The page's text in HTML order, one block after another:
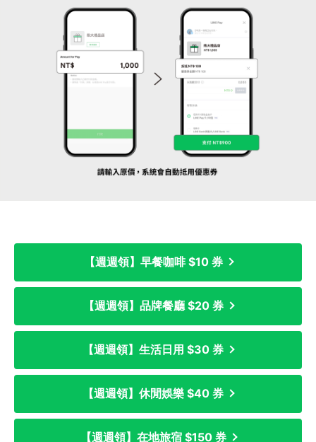
【週週領】早餐咖啡 $10 券
【週週領】品牌餐廳 $20 券
【週週領】生活日用 $30 券
【週週領】休閒娛樂 $40 券
【週週領】在地旅宿 $150 券